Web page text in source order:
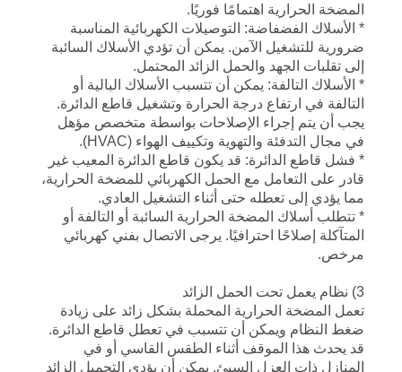
المضخة الحرارية اهتمامًا فوريًا.
* الأسلاك الفضفاضة: التوصيلات الكهربائية المناسبة
ضرورية للتشغيل الآمن. يمكن أن تؤدي الأسلاك السائبة
إلى تقلبات الجهد والحمل الزائد المحتمل.
* الأسلاك التالفة: يمكن أن تتسبب الأسلاك البالية أو
التالفة في ارتفاع درجة الحرارة وتشغيل قاطع الدائرة.
يجب أن يتم إجراء الإصلاحات بواسطة متخصص مؤهل
في مجال التدفئة والتهوية وتكييف الهواء (HVAC).
* فشل قاطع الدائرة: قد يكون قاطع الدائرة المعيب غير
قادر على التعامل مع الحمل الكهربائي للمضخة الحرارية،
مما يؤدي إلى تعطله حتى أثناء التشغيل العادي.
* تتطلب أسلاك المضخة الحرارية السائبة أو التالفة أو
المتآكلة إصلاحًا احترافيًا. يرجى الاتصال بفني كهربائي
مرخص.
3) نظام يعمل تحت الحمل الزائد
تعمل المضخة الحرارية المحملة بشكل زائد على زيادة
ضغط النظام ويمكن أن تتسبب في تعطل قاطع الدائرة.
قد يحدث هذا الموقف أثناء الطقس القاسي أو في
المنازل ذات العزل السيئ. يمكن أن يؤدي التحميل الزائد